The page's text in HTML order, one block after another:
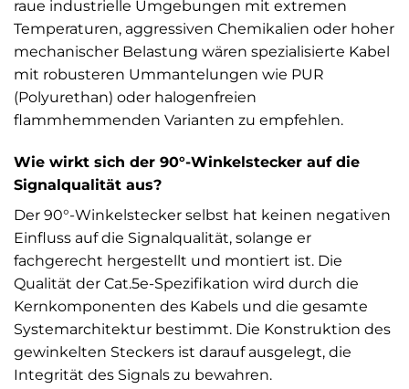
raue industrielle Umgebungen mit extremen
Temperaturen, aggressiven Chemikalien oder hoher
mechanischer Belastung wären spezialisierte Kabel
mit robusteren Ummantelungen wie PUR
(Polyurethan) oder halogenfreien
flammhemmenden Varianten zu empfehlen.
Wie wirkt sich der 90°-Winkelstecker auf die
Signalqualität aus?
Der 90°-Winkelstecker selbst hat keinen negativen
Einfluss auf die Signalqualität, solange er
fachgerecht hergestellt und montiert ist. Die
Qualität der Cat.5e-Spezifikation wird durch die
Kernkomponenten des Kabels und die gesamte
Systemarchitektur bestimmt. Die Konstruktion des
gewinkelten Steckers ist darauf ausgelegt, die
Integrität des Signals zu bewahren.